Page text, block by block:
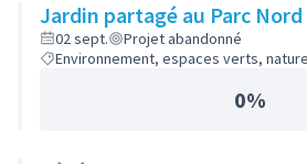
Jardin partagé au Parc Nord
02 sept.
Projet abandonné
Environnement, espaces verts,
0%